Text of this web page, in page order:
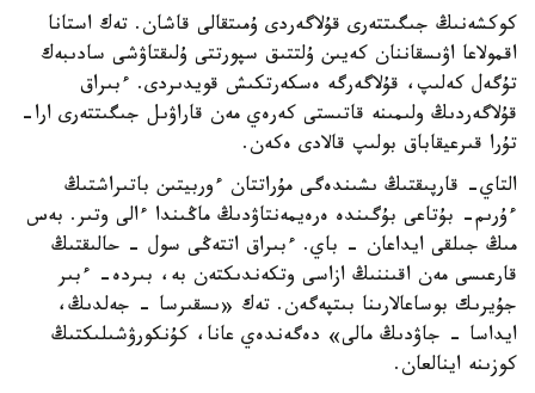
كوكشەنىڭ جىگىتتەرى قۇلاگەردى ۇمىتقالى قاشان. تەك استانا
اقمولاعا اۋىسقاننان كەيىن ۇلتتىق سپورتتى ۇلىقتاۋشى سادىبەك
تۇگەل كەلىپ، قۇلاگەرگە ەسكەرتكىش قويدىردى. ءبىراق
قۇلاگەردىڭ ولىمىنە قاتىستى كەرەي مەن قاراۋىل جىگىتتەرى ارا-
تۇرا قىرعيقاباق بولىپ قالادى ەكەن.
التاي- قارپىقتىڭ ىشىندەگى مۇراتتان ءوربيتىن باتىراشتىڭ
ءۇرىم- بۇتاعى بۇگىندە ەرەيمەنتاۋدىڭ ماڭىندا ءالى وتىر. بەس
مىڭ جىلقى ايداعان - باي. ءبىراق اتتەڭى سول - حالىقتىڭ
قارعىسى مەن اقىننىڭ ازاسى وتكەندىكتەن بە، بىردە- ءبىر
جۇيرىك بوساعالارىنا بىتپەگەن. تەك «ىسقىرسا - جەلدىڭ،
ايداسا - جاۋدىڭ مالى» دەگەندەي عانا، كۇنكورۋشىلىكتىڭ
كوزىنە اينالعان.